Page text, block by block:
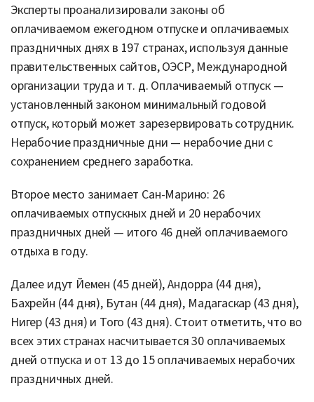
Эксперты проанализировали законы об
оплачиваемом ежегодном отпуске и оплачиваемых
праздничных днях в 197 странах, используя данные
правительственных сайтов, ОЭСР, Международной
организации труда и т. д. Оплачиваемый отпуск —
установленный законом минимальный годовой
отпуск, который может зарезервировать сотрудник.
Нерабочие праздничные дни — нерабочие дни с
сохранением среднего заработка.
Второе место занимает Сан-Марино: 26
оплачиваемых отпускных дней и 20 нерабочих
праздничных дней — итого 46 дней оплачиваемого
отдыха в году.
Далее идут Йемен (45 дней), Андорра (44 дня),
Бахрейн (44 дня), Бутан (44 дня), Мадагаскар (43 дня),
Нигер (43 дня) и Того (43 дня). Стоит отметить, что во
всех этих странах насчитывается 30 оплачиваемых
дней отпуска и от 13 до 15 оплачиваемых нерабочих
праздничных дней.